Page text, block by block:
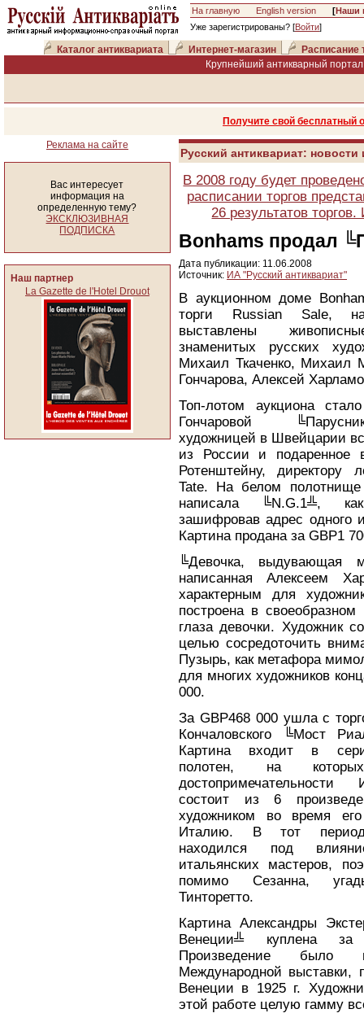
На главную English version [Наши
Уже зарегистрированы? [Войти]
Каталог антиквариата Интернет-магазин
Расписание
Крупнейший антикварный
Получите свой
Реклама на сайте
Вас интересует
информация на
определенную тему?
ЭКСКЛЮЗИВНАЯ
ПОДПИСКА
Наш партнер
La Gazette de l'Hotel Drouot
Русский антиквариат:
В 2008 году будет
расписании торгов
26 результатов
Bonhams продал
Дата публикации: 11.06.2008
Источник: ИА "Русский антиквариат"
В аукционном доме
торги Russian Sale,
выставлены
знаменитых русских
Михаил Ткаченко, Михаил
Гончарова, Алексей
Топ-лотом аукциона
Гончаровой
художницей в Швейцарии
из России и подаренное
Ротенштейну, директору
Tate. На белом полотнище
написала ╚N.G.1╩, как
зашифровав адрес одного
Картина продана за GBP1
╚Девочка, выдувающая
написанная Алексеем
характерным для
построена в
глаза девочки. Художник
целью сосредоточить
Пузырь, как метафора
для многих художников
000.
За GBP468 000 ушла с
Кончаловского ╚Мост
Картина входит в
полотен, на
состоит из 6
художником во время
Италию. В тот период
находился под
итальянских мастеров,
помимо Сезанна,
Тинторетто.
Картина Александры
Венеции╩ куплена
Произведение было
Международной выставки,
Венеции в 1925 г.
этой работе целую гамму